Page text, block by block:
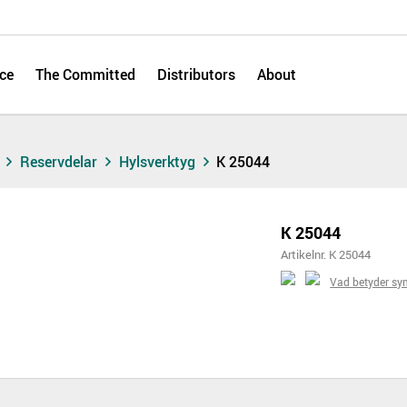
The Committed Distributors About
Reservdelar Hylsverktyg K 25044
K 25044
Artikelnr. K 25044
Vad betyder